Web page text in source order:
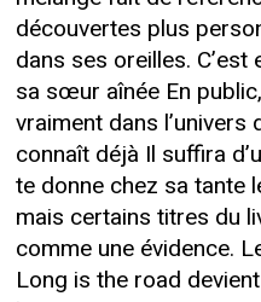
découvertes plus
dans ses oreilles.
sa sœur aînée En
vraiment dans l’univers
connaît déjà Il suffira
te donne chez sa tante
mais certains titres du
comme une évidence.
Long is the road